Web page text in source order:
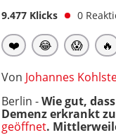
9.477 Klicks 0
❤️ 😂 😱 🔥
Von Johannes
Berlin -Wie gut,
Demenz erkrankt
geöffnet.